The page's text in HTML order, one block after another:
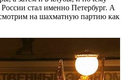
стал именно Петербург. А
на шахматную партию как